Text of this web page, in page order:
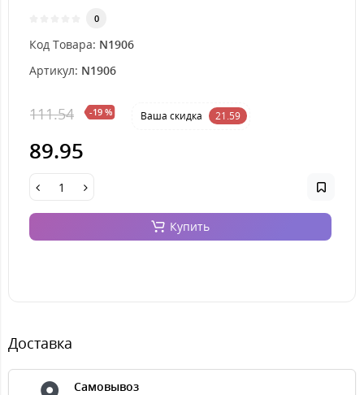
0
Код Товара: N1906
Артикул: N1906
111.54 -19 % Ваша cкидка 21.59
89.95
Купить
Доставка
Самовывоз